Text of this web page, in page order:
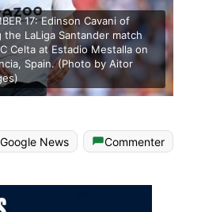
17: Edinson Cavani of
LaLiga Santander match
Celta at Estadio Mestalla on
Spain. (Photo by Aitor
Google News
Commenter